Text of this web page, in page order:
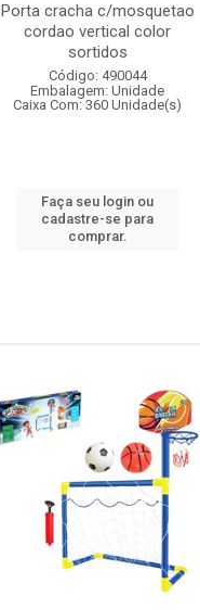
Porta cracha c/mosquetao
cordao vertical color
sortidos
Código: 490044
Embalagem: Unidade
Caixa Com: 360 Unidade(s)
Faça seu login ou
cadastre-se para
comprar.